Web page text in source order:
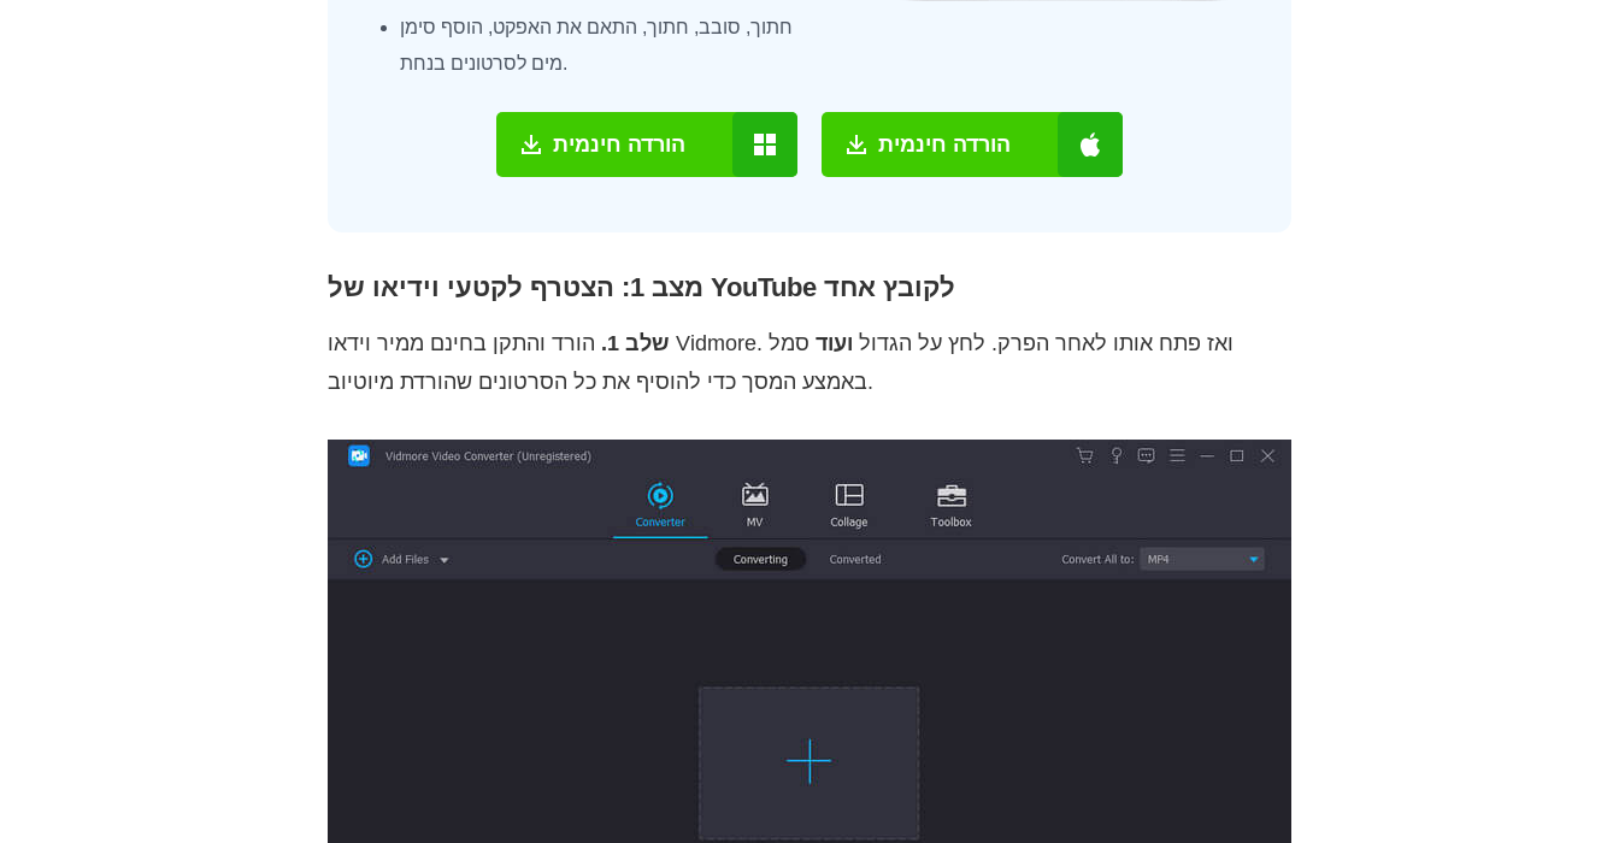
חתוך, סובב, חתוך, התאם את האפקט, הוסף סימן
מים לסרטונים בנחת.
הורדה חינמית הורדה חינמית
מצב 1: הצטרף לקטעי וידיאו של YouTube לקובץ אחד
שלב 1. הורד והתקן בחינם ממיר וידאו Vidmore. ואז פתח אותו לאחר הפרק. לחץ על הגדול ועוד סמל
באמצע המסך כדי להוסיף את כל הסרטונים שהורדת מיוטיוב.